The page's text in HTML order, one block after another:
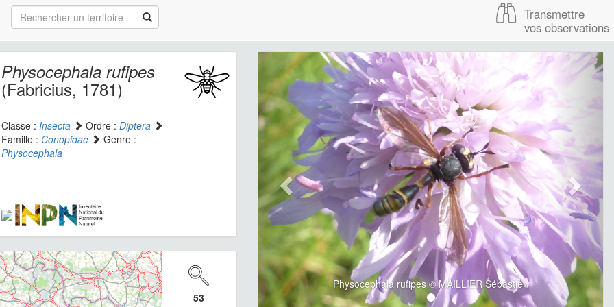
Transmettre
vos observations
Physocephala rufipes
(Fabricius, 1781)
Classe : Insecta Ordre : Diptera
Famille : Conopidae
Genre :
Physocephala
53
Physocephala rufipes © MAILLIER Sébastien